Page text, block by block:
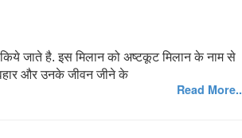
जाते है. इस मिलान को अष्टकूट मिलान के नाम से
और उनके जीवन जीने के
Read More..